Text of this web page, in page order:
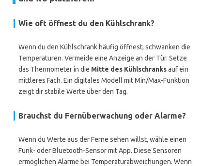
Wie oft öffnest du den Kühlschrank?
Wenn du den Kühlschrank häufig öffnest, schwanken die
Temperaturen. Vermeide eine Anzeige an der Tür. Setze
das Thermometer in die Mitte des Kühlschranksauf ein
mittleres Fach. Ein digitales Modell mit Min/Max-Funktion
zeigt dir stabile Werte über den Tag.
Brauchst du Fernüberwachung oder Alarme?
Wenn du Werte aus der Ferne sehen willst, wähle einen
Funk- oder Bluetooth-Sensor mit App. Diese Sensoren
ermöglichen Alarme bei Temperaturabweichungen. Wenn